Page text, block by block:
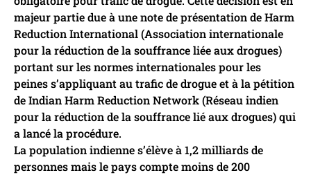
majeur partie due à une note de présentation de Harm
Reduction International (Association internationale
pour la réduction de la souffrance liée aux drogues)
portant sur les normes internationales pour les
peines s’appliquant au trafic de drogue et à la pétition
de Indian Harm Reduction Network (Réseau indien
pour la réduction de la souffrance lié aux drogues) qui
a lancé la procédure.
La population indienne s’élève à 1,2 milliards de
personnes mais le pays compte moins de 200